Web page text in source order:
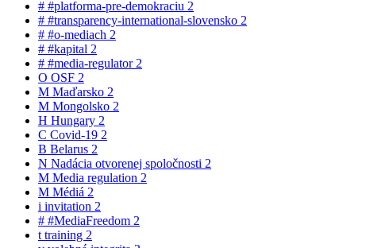
# #platforma-pre-demokraciu 2
# #transparency-international-slovensko 2
# #o-mediach 2
# #kapital 2
# #media-regulator 2
O OSF 2
M Maďarsko 2
M Mongolsko 2
H Hungary 2
C Covid-19 2
B Belarus 2
N Nadácia otvorenej spoločnosti 2
M Media regulation 2
M Médiá 2
i invitation 2
# #MediaFreedom 2
t training 2